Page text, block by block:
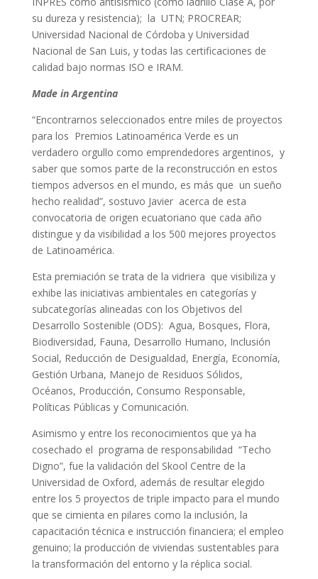
su dureza y resistencia); la UTN; PROCREAR;
Universidad Nacional de Córdoba y Universidad
Nacional de San Luis, y todas las certificaciones de
calidad bajo normas ISO e IRAM.
Made in Argentina
“Encontrarnos seleccionados entre miles de proyectos
para los Premios Latinoamérica Verde es un
verdadero orgullo como emprendedores argentinos, y
saber que somos parte de la reconstrucción en estos
tiempos adversos en el mundo, es más que un sueño
hecho realidad”, sostuvo Javier acerca de esta
convocatoria de origen ecuatoriano que cada año
distingue y da visibilidad a los 500 mejores proyectos
de Latinoamérica.
Esta premiación se trata de la vidriera que visibiliza y
exhibe las iniciativas ambientales en categorías y
subcategorías alineadas con los Objetivos del
Desarrollo Sostenible (ODS): Agua, Bosques, Flora,
Biodiversidad, Fauna, Desarrollo Humano, Inclusión
Social, Reducción de Desigualdad, Energía, Economía,
Gestión Urbana, Manejo de Residuos Sólidos,
Océanos, Producción, Consumo Responsable,
Políticas Públicas y Comunicación.
Asimismo y entre los reconocimientos que ya ha
cosechado el programa de responsabilidad “Techo
Digno”, fue la validación del Skool Centre de la
Universidad de Oxford, además de resultar elegido
entre los 5 proyectos de triple impacto para el mundo
que se cimienta en pilares como la inclusión, la
capacitación técnica e instrucción financiera; el empleo
genuino; la producción de viviendas sustentables para
la transformación del entorno y la réplica social.